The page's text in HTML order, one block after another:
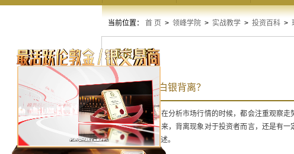
当前位置： 首 页 > 领峰学院 > 实战教学 > 投资百科 >
现货白银
什么是现货白银背离？
现货白银投资者在分析市场行情的时候，都会注重观察
的预兆。如此看来，背离现象对于投资者而言，还是有
容，详情如下所述。